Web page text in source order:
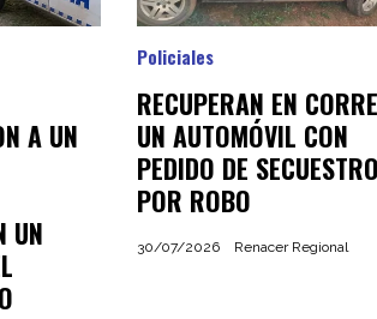
A UN
UN
RECUPERAN EN
UN AUTOMÓVIL CON
PEDIDO DE SECUESTRO
POR ROBO
Renacer Regional
Policiales
30/07/2026